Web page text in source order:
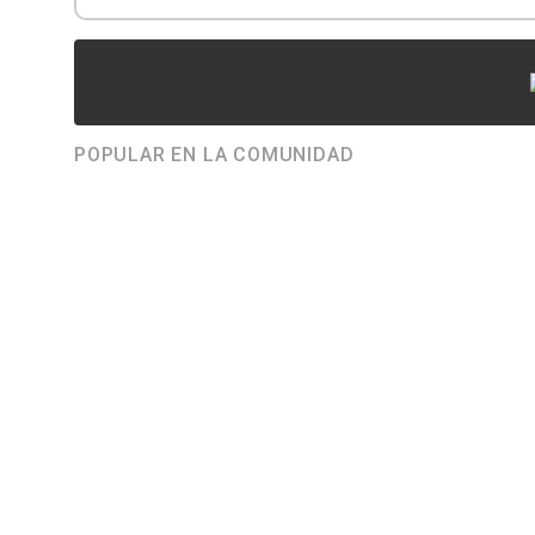
POPULAR EN LA COMUNIDAD